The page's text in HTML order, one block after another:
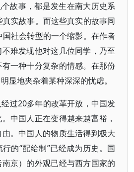
故事，都是发生在南大历史系
实故事。而这些真实的故事同
社会转型的一个缩影。在作者
难发现他对这几位同学，乃至
一种十分复杂的情感。在那份
显地夹杂着某种深深的忧虑。
过20多年的改革开放，中国发
中国人正在变得越来越富裕，
。中国人的物质生活得到极大
的“配给制”已经成为历史。国
京）的外观已经与西方国家的